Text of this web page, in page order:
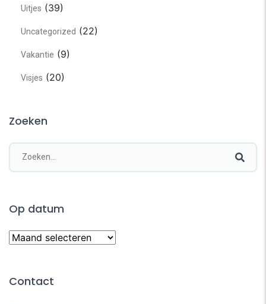
Uitjes (39)
Uncategorized (22)
Vakantie (9)
Visjes (20)
Zoeken
Op datum
Contact